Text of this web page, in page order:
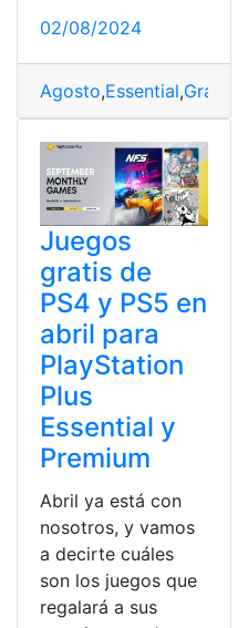
Octubre,Playstation
02/08/2024
Agosto,Essential,Gratis
Juegos
gratis de
PS4 y PS5 en
abril para
PlayStation
Plus
Essential y
Premium
Abril ya está con
nosotros, y vamos
a decirte cuáles
son los juegos que
regalará a sus